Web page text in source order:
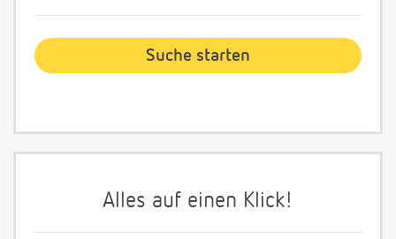
Alles auf einen Klick!